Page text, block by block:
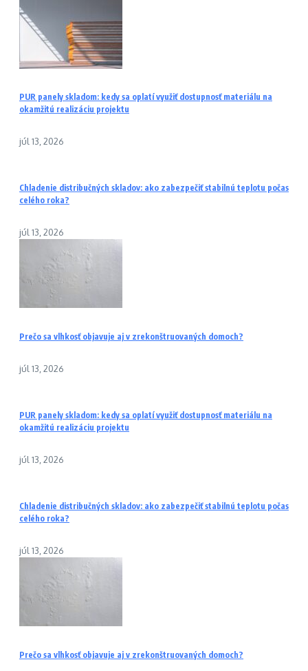
PUR panely skladom: kedy sa oplatí využiť dostupnosť materiálu na
okamžitú realizáciu projektu
júl 13, 2026
Chladenie distribučných skladov: ako zabezpečiť stabilnú teplotu počas
celého roka?
júl 13, 2026
Prečo sa vlhkosť objavuje aj v zrekonštruovaných domoch?
júl 13, 2026
PUR panely skladom: kedy sa oplatí využiť dostupnosť materiálu na
okamžitú realizáciu projektu
júl 13, 2026
Chladenie distribučných skladov: ako zabezpečiť stabilnú teplotu počas
celého roka?
júl 13, 2026
Prečo sa vlhkosť objavuje aj v zrekonštruovaných domoch?